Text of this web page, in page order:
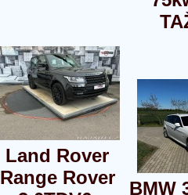
Land Rover
Range Rover
BMW